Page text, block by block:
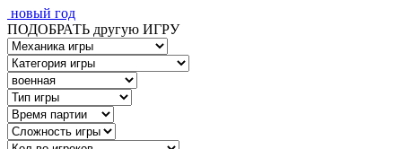
новый год
ПОДОБРАТЬ другую ИГРУ